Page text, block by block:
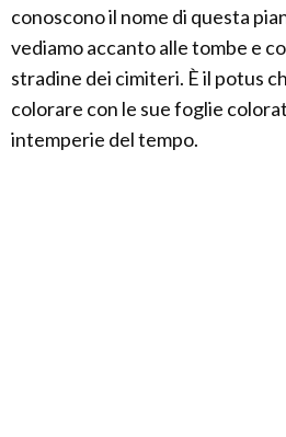
conoscono il nome di questa
vediamo accanto alle tombe e
stradine dei cimiteri. È il potus
colorare con le sue foglie
intemperie del tempo.